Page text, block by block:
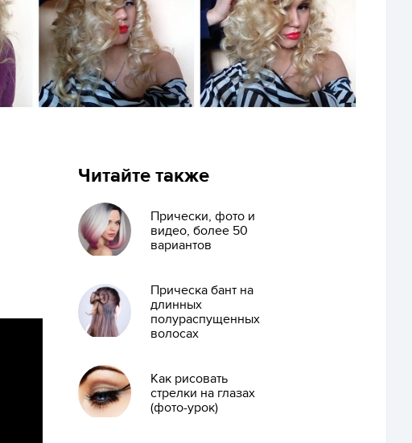
Читайте также
Прически, фото и
видео, более 50
вариантов
Прическа бант на
длинных
полураспущенных
волосах
Как рисовать
стрелки на глазах
(фото-урок)